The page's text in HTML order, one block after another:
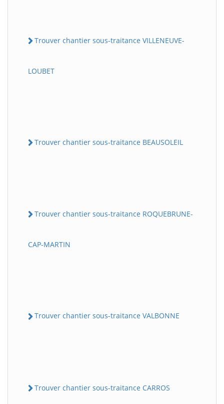
Trouver chantier sous-traitance VILLENEUVE-
LOUBET
Trouver chantier sous-traitance BEAUSOLEIL
Trouver chantier sous-traitance ROQUEBRUNE-
CAP-MARTIN
Trouver chantier sous-traitance VALBONNE
Trouver chantier sous-traitance CARROS